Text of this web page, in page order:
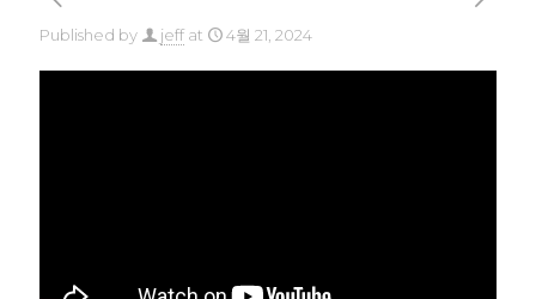
Published by jeff at 4월 21, 2024